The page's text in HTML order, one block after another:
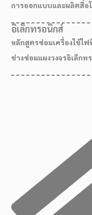
การออกแบบและผลิตสื่
อิเล็กทรอนิกส์
หลักสูตรซ่อมเครื่องใช้ไ
ช่างซ่อมแผงวงจรอิเล็ก